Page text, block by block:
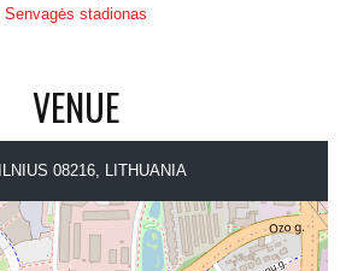
Senvagės stadionas
VENUE
08216, LITHUANIA